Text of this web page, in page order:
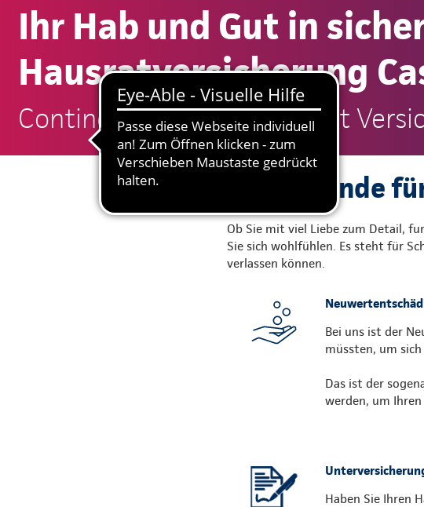
Ihr Hab und Gut in
Hausratversicherung
Continentale: BRHV Consult
Gute Gründe
Ob Sie mit viel Liebe zum Detail,
Sie sich wohlfühlen. Es steht für
verlassen können.
Bei uns ist der
müssten, um
Das ist der
werden, um
Haben Sie Ihren